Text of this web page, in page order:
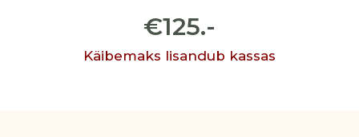
€125.-
Käibemaks lisandub kassas